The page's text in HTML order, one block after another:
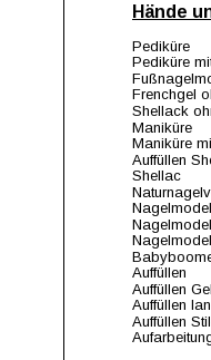
Hände
Pediküre
Frenchgel
Shellack
Maniküre
Auffüllen